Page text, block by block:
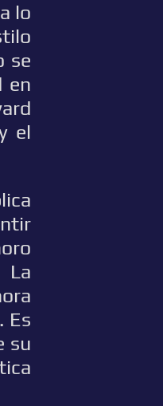
lo
se
en
el
La
Es
su